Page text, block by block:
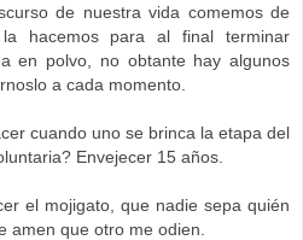
de nuestra vida comemos de
hacemos para al final terminar
en polvo, no obtante hay algunos
a cada momento.
cuando uno se brinca la etapa del
Envejecer 15 años.
el mojigato, que nadie sepa quién
amen que otro me odien.